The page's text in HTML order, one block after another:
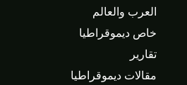
العرب والعالم
خاص ديموقراطيا
تقارير
مقالات ديموقراطيا